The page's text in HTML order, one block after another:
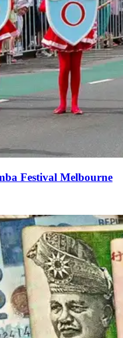
Festival Melbourne